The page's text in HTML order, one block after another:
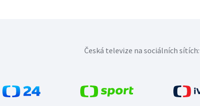
Česká televize na sociálních sítích: